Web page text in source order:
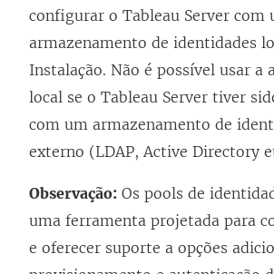
configurar o Tableau Server com
armazenamento de identidades
Instalação. Não é possível usar a
local se o Tableau Server tiver
com um armazenamento de
externo (LDAP, Active Directory
Observação: Os pools de
uma ferramenta projetada para
e oferecer suporte a opções